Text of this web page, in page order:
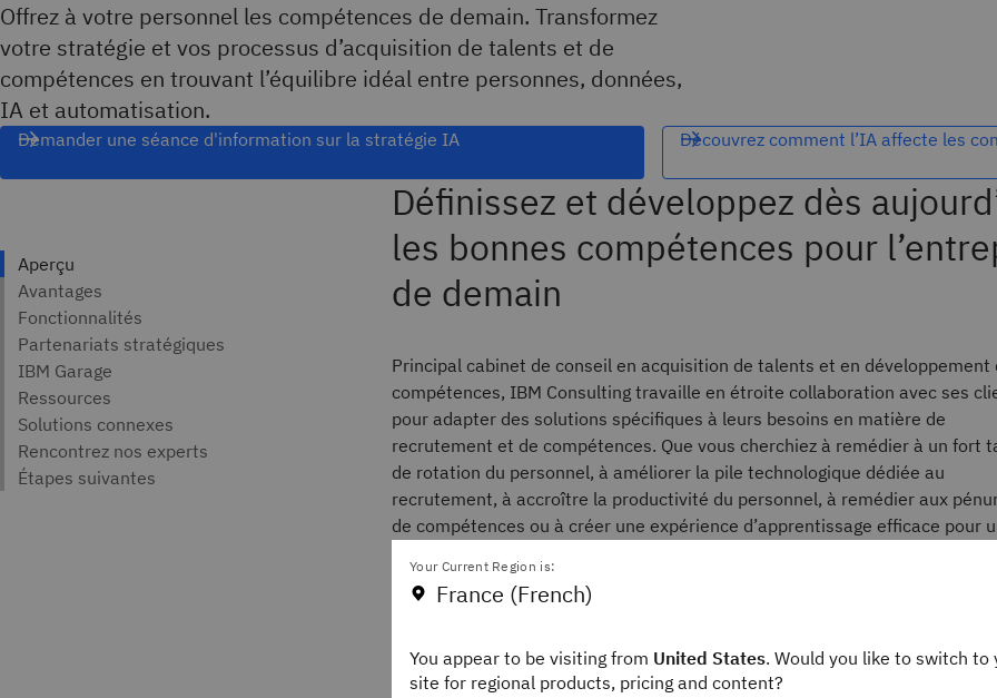
Offrez à votre personnel les compétences de demain. Transformez
votre stratégie et vos processus d’acquisition de talents et de
compétences en trouvant l’équilibre idéal entre personnes, données,
IA et automatisation.
Demander une séance d'information sur la stratégie IA Découvrez comment l’IA affecte les
Définissez et développez dès
les bonnes compétences pour
de demain
Principal cabinet de conseil en acquisition de talents et en développement
compétences, IBM Consulting travaille en étroite collaboration avec ses
pour adapter des solutions spécifiques à leurs besoins en matière de
recrutement et de compétences. Que vous cherchiez à remédier à un fort
de rotation du personnel, à améliorer la pile technologique dédiée au
recrutement, à accroître la productivité du personnel, à remédier aux
de compétences ou à créer une expérience d’apprentissage efficace pour
personnalisés à travers le conseil, la technologie et les services gérés.
Nous proposons des solutions complètes dédiées au recrutement et aux
compétences, notamment des services mondiaux de conseil en
Your Current Region is:
France (French)
You appear to be visiting from United States. Would you like to switch to
site for regional products, pricing and content?